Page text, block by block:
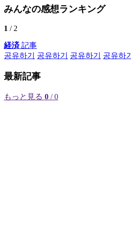
みんなの感想ランキング
1 / 2
経済記事
공유하기
공유하기 공유하기 공유하기
最新記事
もっと見る 0 / 0